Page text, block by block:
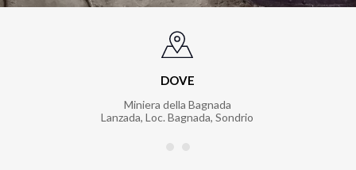
DOVE
Miniera della Bagnada
Lanzada, Loc. Bagnada, Sondrio